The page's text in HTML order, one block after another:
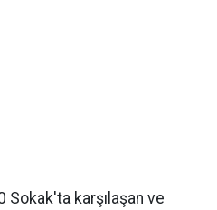
Sokak'ta karşılaşan ve